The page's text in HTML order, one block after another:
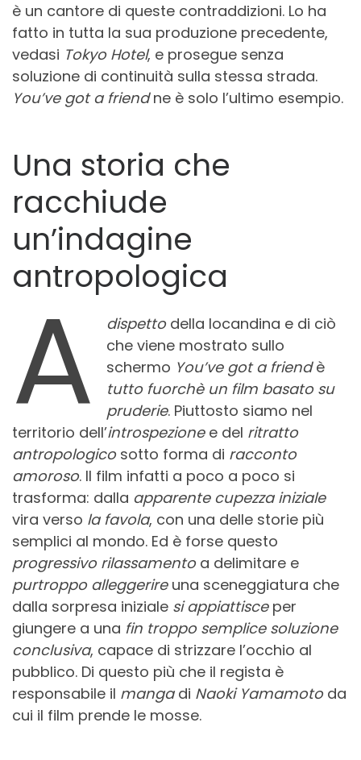
è un cantore di queste contraddizioni. Lo ha
fatto in tutta la sua produzione precedente,
vedasi Tokyo Hotel, e prosegue senza
soluzione di continuità sulla stessa strada.
You’ve got a friendne è solo l’ultimo esempio.
Una storia che
racchiude
un’indagine
antropologica
A dispetto della locandina e di ciò
che viene mostrato sullo
schermo You’ve got a friendè
tutto fuorchè un film basato su
pruderie. Piuttosto siamo nel
territorio dell’introspezione e del ritratto
antropologicosotto forma di racconto
amoroso. Il film infatti a poco a poco si
trasforma: dalla apparente cupezza iniziale
vira verso la favola, con una delle storie più
semplici al mondo. Ed è forse questo
progressivo rilassamentoa delimitare e
purtroppo alleggerireuna sceneggiatura che
dalla sorpresa iniziale si appiattisceper
giungere a una fin troppo semplice soluzione
conclusiva, capace di strizzare l’occhio al
pubblico. Di questo più che il regista è
responsabile il mangadi Naoki Yamamotoda
cui il film prende le mosse.